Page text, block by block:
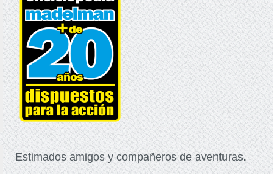
Estimados amigos y compañeros de aventuras.